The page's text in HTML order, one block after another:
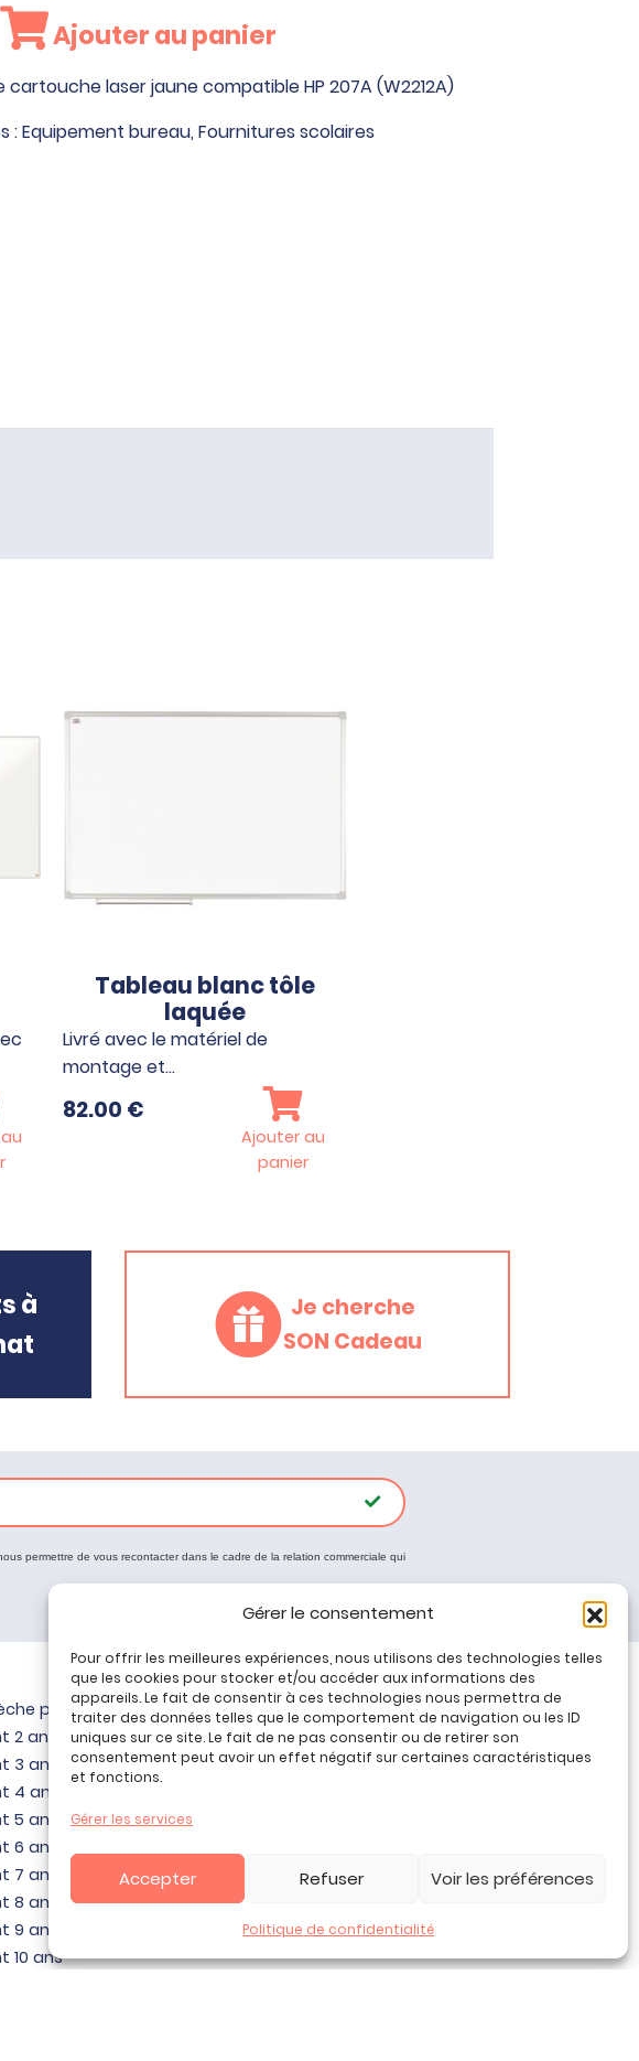
Gérer le consentement
Pour offrir les meilleures expériences, nous utilisons des technologies telles
que les cookies pour stocker et/ou accéder aux informations des
appareils. Le fait de consentir à ces technologies nous permettra de
traiter des données telles que le comportement de navigation ou les ID
uniques sur ce site. Le fait de ne pas consentir ou de retirer son
consentement peut avoir un effet négatif sur certaines caractéristiques
et fonctions.
Gérer les services
Accepter Refuser Voir les préférences
Politique de confidentialité
Ajouter au panier
cartouche laser jaune compatible HP 207A (W2212A)
:Equipement bureau, Fournitures scolaires
Tableau blanc tôle
laquée
Livré avec le matériel de
montage et…
82.00 €
Ajouter au
panier
à
Je cherche
SON Cadeau
permettre de vous recontacter dans le cadre de la relation commerciale qui
pour bébé
2 ans
3 ans
4 ans
5 ans
6 ans
7 ans
8 ans
9 ans
10 ans
Tous nos produits
Promos jeux de loisirs créatifs
Plan du site